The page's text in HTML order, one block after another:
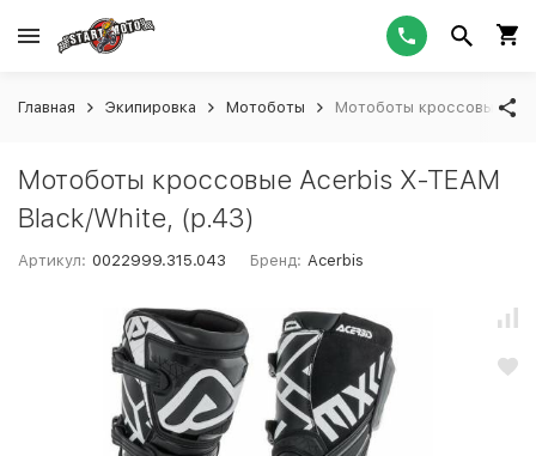
Главная Экипировка Мотоботы Мотоботы кроссовые
Мотоботы кроссовые Acerbis X-TEAM
Black/White, (р.43)
Артикул: 0022999.315.043 Бренд: Acerbis